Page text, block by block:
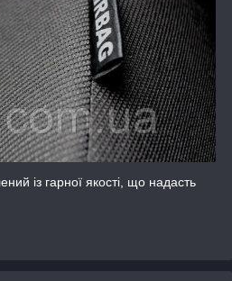
із гарної якості, що надасть